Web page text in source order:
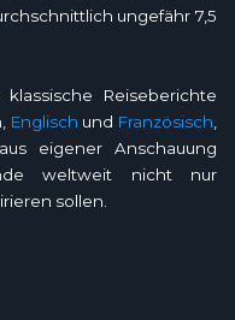
ungefähr 7,5
Reiseberichte
Englisch und Französisch
eigener Anschauung
weltweit nicht nur
sollen.